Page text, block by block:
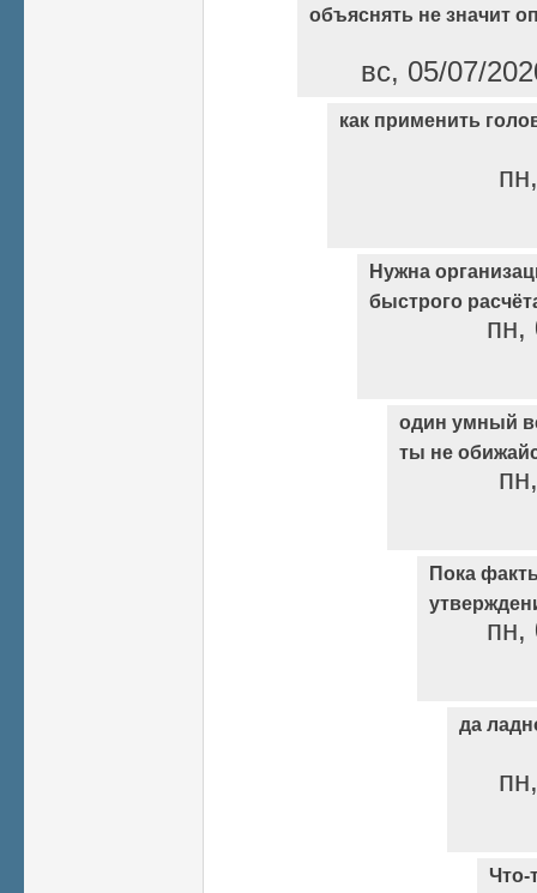
объяснять не значит
вс, 05/07/
как применить
Нужна
быстрого
пн,
один умный
ты не
Пока
пн,
да
Что-